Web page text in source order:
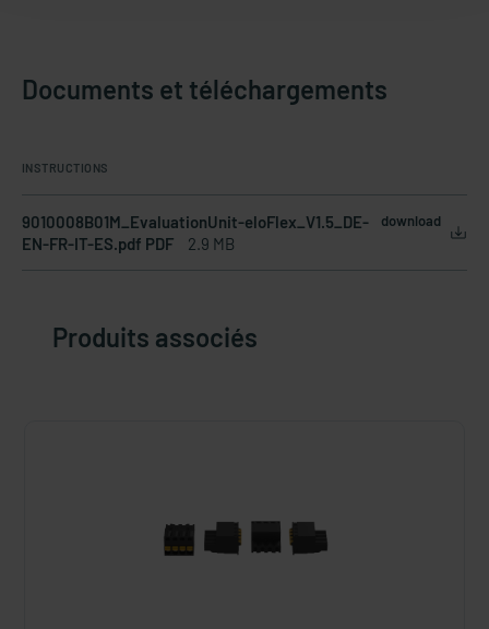
Documents et téléchargements
INSTRUCTIONS
9010008B01M_EvaluationUnit-eloFlex_V1.5_DE-
EN-FR-IT-ES.pdf PDF
2.9 MB
download
Produits associés